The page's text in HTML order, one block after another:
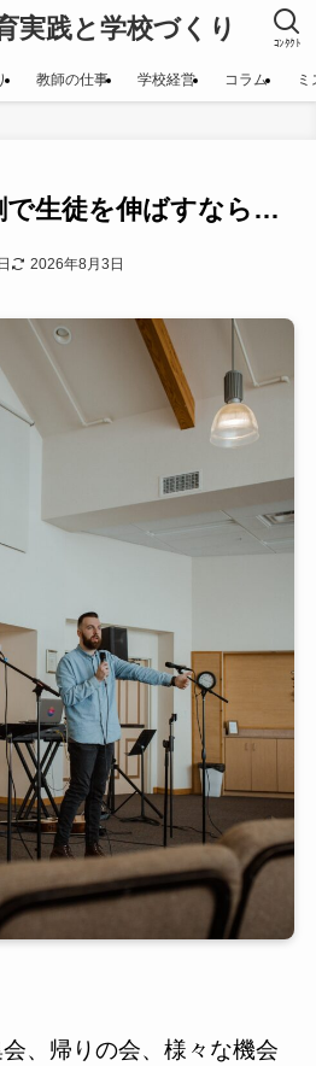
実践と学校づくり ｺﾝﾀｸﾄ
教師の仕事 学校経営 コラム
で生徒を伸ばすなら…
2026年8月3日
、帰りの会、様々な機会